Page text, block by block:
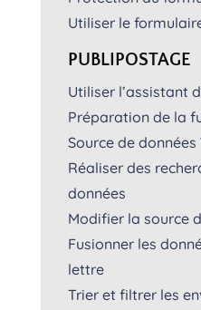
Utiliser le
PUBLIPOSTAGE
Utiliser l’assistant
Préparation de la
Source de données
Réaliser des
données
Modifier la source
Fusionner les
lettre
Trier et filtrer les